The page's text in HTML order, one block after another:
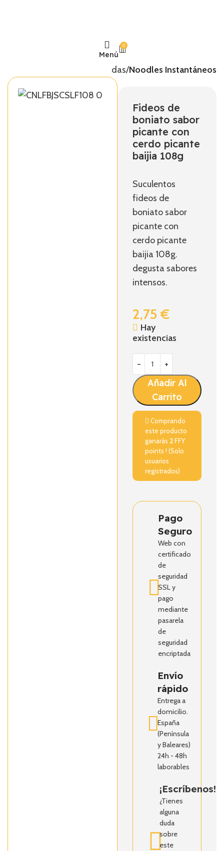
Menú
0
Comidas Preparadas Noodles Instantáneos
Fideos de
boniato sabor
picante con
cerdo picante
baijia 108g
Suculentos
fideos de
boniato sabor
picante con
cerdo picante
baijia 108g.
degusta sabores
intensos.
2,75€
Hay
existencias
Añadir Al
Carrito
Comprando
este producto
ganarás 2FFY
points ! (Solo
usuarios
registrados)
Pago
Seguro
Web con
certificado
de
seguridad
SSL y
pago
mediante
pasarela
de
seguridad
encriptada
Envío
rápido
Entrega a
domicilio.
España
(Península
y Baleares)
24h - 48h
laborables
¡Escríbenos!
¿Tienes
alguna
duda
sobre
este